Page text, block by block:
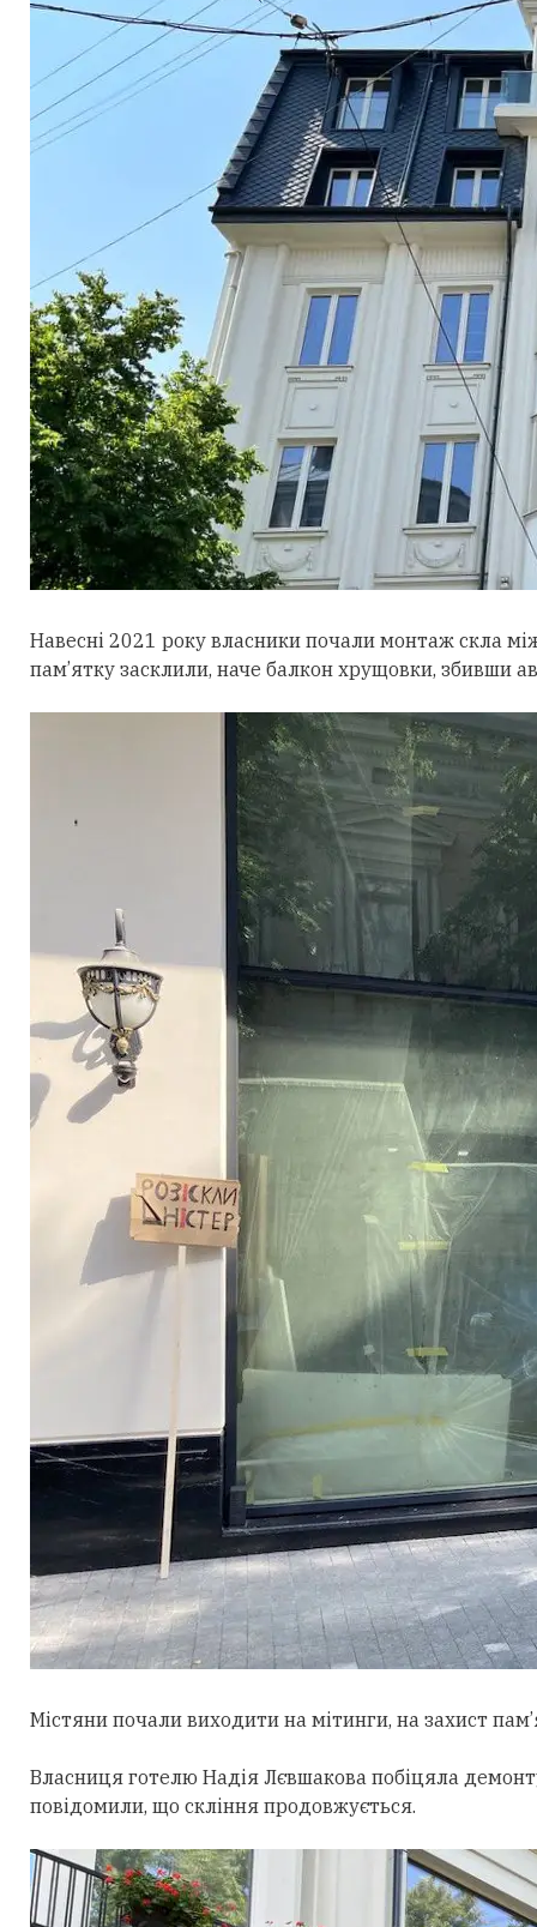
Навесні 2021 року власники почали монтаж скла
пам’ятку засклили, наче балкон хрущовки, збивши
Містяни почали виходити на мітинги, на захист
Власниця готелю Надія Лєвшакова побіцяла
повідомили, що скління продовжується.